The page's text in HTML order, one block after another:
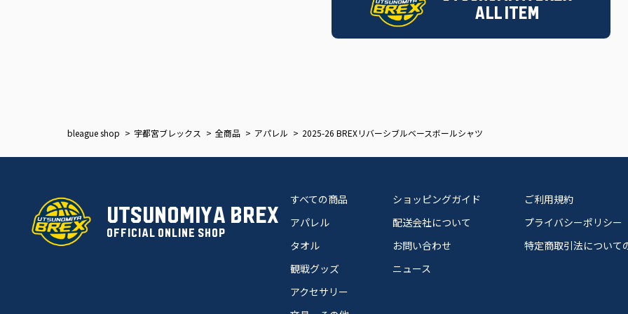
ALL ITEM
bleague shop 宇都宮ブレックス 全商品 アパレル 2025-26 BREXリバーシブルベースボールシャツ
UTSUNOMIYA BREX
OFFICIAL ONLINE SHOP
すべての商品
アパレル
タオル
観戦グッズ
アクセサリー
ショッピングガイド
配送会社について
お問い合わせ
ニュース
ご利用規約
プライバシーポリシー
特定商取引法について